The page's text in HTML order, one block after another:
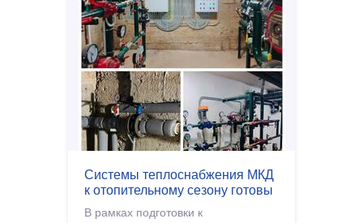
Системы теплоснабжения МКД
к отопительному сезону готовы
В рамках подготовки к